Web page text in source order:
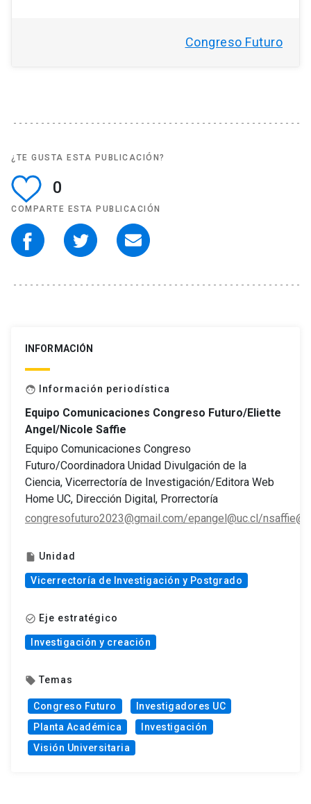
Congreso Futuro
¿TE GUSTA ESTA PUBLICACIÓN?
0
COMPARTE ESTA PUBLICACIÓN
INFORMACIÓN
face Información periodística
Equipo Comunicaciones Congreso Futuro/Eliette
Angel/Nicole Saffie
Equipo Comunicaciones Congreso
Futuro/Coordinadora Unidad Divulgación de la
Ciencia, Vicerrectoría de Investigación/Editora Web
Home UC, Dirección Digital, Prorrectoría
congresofuturo2023@gmail.com/epangel@uc.cl/
insert_drive_file Unidad
Vicerrectoría de Investigación y Postgrado
check_circle_outline Eje estratégico
Investigación y creación
local_offer Temas
Congreso Futuro
Investigadores UC
Planta Académica
Investigación
Visión Universitaria